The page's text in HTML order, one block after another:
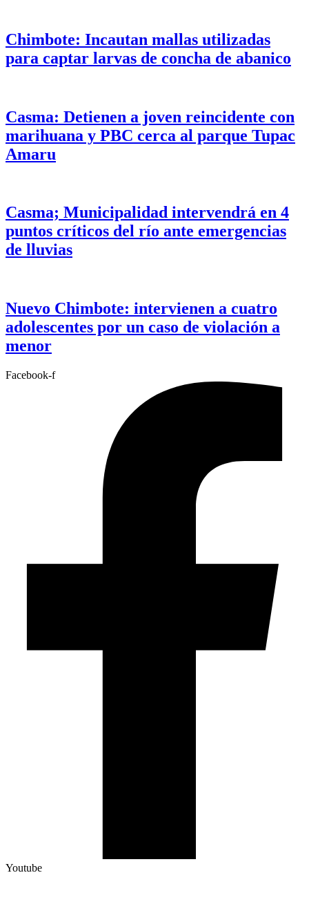
Chimbote: Incautan mallas utilizadas
para captar larvas de concha de abanico
Casma: Detienen a joven reincidente con
marihuana y PBC cerca al parque Tupac
Amaru
Casma; Municipalidad intervendrá en 4
puntos críticos del río ante emergencias
de lluvias
Nuevo Chimbote: intervienen a cuatro
adolescentes por un caso de violación a
menor
Facebook-f
Youtube